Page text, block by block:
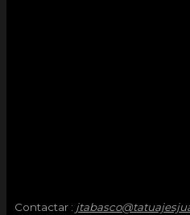
Contactar :